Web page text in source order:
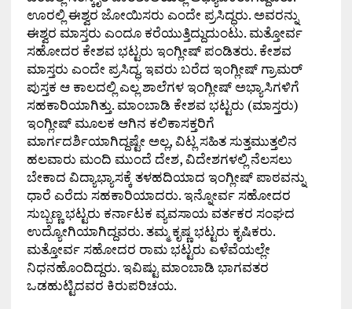
ಊರಲ್ಲಿ ಈಶ್ವರ ಜೋಯಿಸರು ಎಂದೇ ಪ್ರಸಿದ್ಧರು. ಅವರನ್ನು
ಈಶ್ವರ ಮಾಸ್ತರು ಎಂದೂ ಕರೆಯುತ್ತಿದ್ದುದುಂಟು. ಮತ್ತೋರ್ವ
ಸಹೋದರ ಕೇಶವ ಭಟ್ಟರು ಇಂಗ್ಲೀಷ್ ಪಂಡಿತರು. ಕೇಶವ
ಮಾಸ್ತರು ಎಂದೇ ಪ್ರಸಿದ್ಧ. ಇವರು ಬರೆದ ಇಂಗ್ಲೀಷ್ ಗ್ರಾಮರ್
ಪುಸ್ತಕ ಆ ಕಾಲದಲ್ಲಿ ಎಲ್ಲ ಶಾಲೆಗಳ ಇಂಗ್ಲೀಷ್ ಅಭ್ಯಾಸಿಗಳಿಗೆ
ಸಹಕಾರಿಯಾಗಿತ್ತು. ಮಾಂಬಾಡಿ ಕೇಶವ ಭಟ್ಟರು (ಮಾಸ್ತರು)
ಇಂಗ್ಲೀಷ್ ಮೂಲಕ ಆಗಿನ ಕಲಿಕಾಸಕ್ತರಿಗೆ
ಮಾರ್ಗದರ್ಶಿಯಾಗಿದ್ದಷ್ಟೇ ಅಲ್ಲ, ವಿಟ್ಲ ಸಹಿತ ಸುತ್ತಮುತ್ತಲಿನ
ಹಲವಾರು ಮಂದಿ ಮುಂದೆ ದೇಶ, ವಿದೇಶಗಳಲ್ಲಿ ನೆಲಸಲು
ಬೇಕಾದ ವಿದ್ಯಾಭ್ಯಾಸಕ್ಕೆ ತಳಹದಿಯಾದ ಇಂಗ್ಲೀಷ್ ಪಾಠವನ್ನು
ಧಾರೆ ಎರೆದು ಸಹಕಾರಿಯಾದರು. ಇನ್ನೋರ್ವ ಸಹೋದರ
ಸುಬ್ಬಣ್ಣ ಭಟ್ಟರು ಕರ್ನಾಟಕ ವ್ಯವಸಾಯ ವರ್ತಕರ ಸಂಘದ
ಉದ್ಯೋಗಿಯಾಗಿದ್ದವರು. ತಮ್ಮ ಕೃಷ್ಣ ಭಟ್ಟರು ಕೃಷಿಕರು.
ಮತ್ತೋರ್ವ ಸಹೋದರ ರಾಮ ಭಟ್ಟರು ಎಳೆವೆಯಲ್ಲೇ
ನಿಧನಹೊಂದಿದ್ದರು. ಇವಿಷ್ಟು ಮಾಂಬಾಡಿ ಭಾಗವತರ
ಒಡಹುಟ್ಟಿದವರ ಕಿರುಪರಿಚಯ.